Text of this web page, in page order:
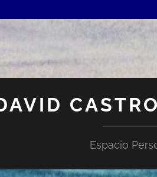
Espacio